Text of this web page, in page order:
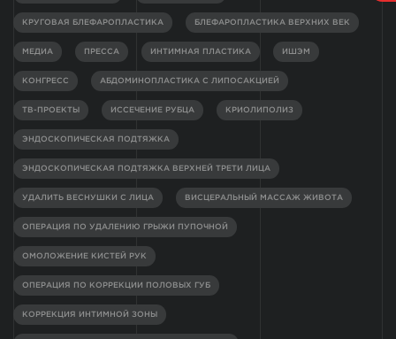
КРУГОВАЯ БЛЕФАРОПЛАСТИКА БЛЕФАРОПЛАСТИКА ВЕРХНИХ ВЕК
МЕДИА ПРЕССА ИНТИМНАЯ ПЛАСТИКА ИШЭМ
КОНГРЕСС АБДОМИНОПЛАСТИКА С ЛИПОСАКЦИЕЙ
ТВ-ПРОЕКТЫ ИССЕЧЕНИЕ РУБЦА КРИОЛИПОЛИЗ
ЭНДОСКОПИЧЕСКАЯ ПОДТЯЖКА
ЭНДОСКОПИЧЕСКАЯ ПОДТЯЖКА ВЕРХНЕЙ ТРЕТИ ЛИЦА
УДАЛИТЬ ВЕСНУШКИ С ЛИЦА ВИСЦЕРАЛЬНЫЙ МАССАЖ ЖИВОТА
ОПЕРАЦИЯ ПО УДАЛЕНИЮ ГРЫЖИ ПУПОЧНОЙ
ОМОЛОЖЕНИЕ КИСТЕЙ РУК
ОПЕРАЦИЯ ПО КОРРЕКЦИИ ПОЛОВЫХ ГУБ
КОРРЕКЦИЯ ИНТИМНОЙ ЗОНЫ